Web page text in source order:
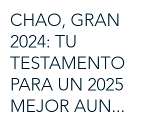
CHAO, GRAN
2024: TU
TESTAMENTO
PARA UN 2025
MEJOR AUN...